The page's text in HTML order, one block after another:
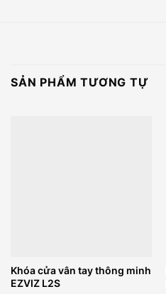
SẢN PHẨM TƯƠNG TỰ
Khóa cửa vân tay thông minh
EZVIZ L2S